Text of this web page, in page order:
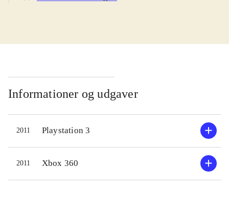
være med, og man skal være mindst
bilernes indstillinger. Sproget er
Sidste år startede Codemasters en ny
F1-serie til spillekonsollerne og pc.
Spillet blev berømt og berygtet for
den ultrahøje realisme og stejle
indlæringskurve. Her i 2011-
versionen bygger Codemasters videre
på den realistiske tilgang. Man kan
Informationer og udgaver
2011 Playstation 3
2011 Xbox 360